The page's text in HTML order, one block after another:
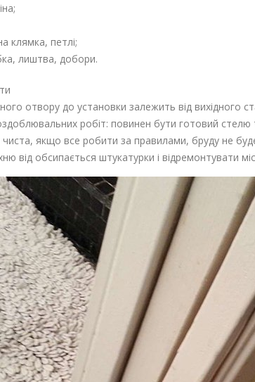
клямка, петлі;
лиштва, добори.
отвору до установки залежить від вихідного
робіт: повинен бути готовий
якщо все робити за правилами, бруду не
від обсипається штукатурки і відремонтувати